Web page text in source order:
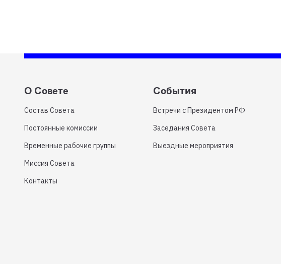
О Совете
Состав Совета
Постоянные комиссии
Временные рабочие группы
Миссия Совета
Контакты
События
Встречи с Президентом РФ
Заседания Совета
Выездные мероприятия